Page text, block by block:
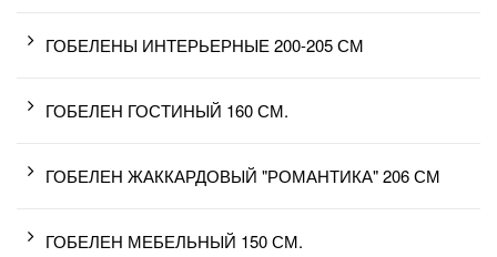
ГОБЕЛЕНЫ ИНТЕРЬЕРНЫЕ 200-205 СМ
ГОБЕЛЕН ГОСТИНЫЙ 160 СМ.
ГОБЕЛЕН ЖАККАРДОВЫЙ "РОМАНТИКА" 206 СМ
ГОБЕЛЕН МЕБЕЛЬНЫЙ 150 СМ.